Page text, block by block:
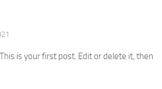
is your first post. Edit or delete it, then